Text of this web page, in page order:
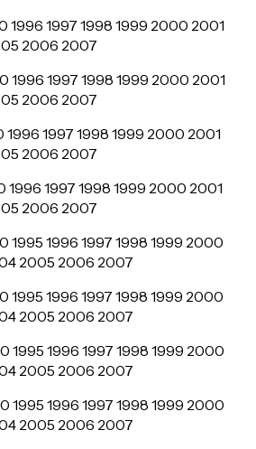
1996 1997 1998 1999 2000 2001
2006 2007
1996 1997 1998 1999 2000 2001
2006 2007
1996 1997 1998 1999 2000 2001
2006 2007
1996 1997 1998 1999 2000 2001
2006 2007
1995 1996 1997 1998 1999 2000
2005 2006 2007
1995 1996 1997 1998 1999 2000
2005 2006 2007
1995 1996 1997 1998 1999 2000
2005 2006 2007
1995 1996 1997 1998 1999 2000
2005 2006 2007